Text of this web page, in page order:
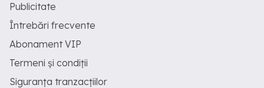
Publicitate
Întrebări frecvente
Abonament VIP
Termeni și condiții
Siguranța tranzacțiilor